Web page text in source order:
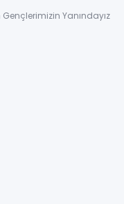
Yanındayız